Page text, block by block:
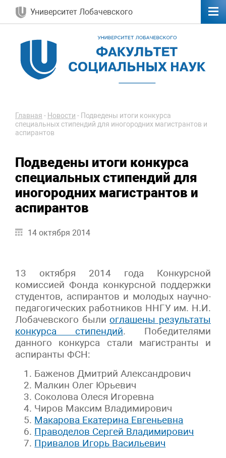
Университет Лобачевского
Главная - Новости - Подведены итоги конкурса
специальных стипендий для иногородних магистрантов и
аспирантов
Подведены итоги конкурса
специальных стипендий для
иногородних магистрантов и
аспирантов
14 октября 2014
13 октября 2014 года Конкурсной
комиссией Фонда конкурсной поддержки
студентов, аспирантов и молодых научно-
педагогических работников ННГУ им. Н.И.
Лобачевского былиоглашены результаты
конкурса стипендий. Победителями
данного конкурса стали магистранты и
аспиранты ФСН:
Баженов Дмитрий Александрович
Малкин Олег Юрьевич
Соколова Олеся Игоревна
Чиров Максим Владимирович
Макарова Екатерина Евгеньевна
Праводелов Сергей Владимирович
Привалов Игорь Васильевич